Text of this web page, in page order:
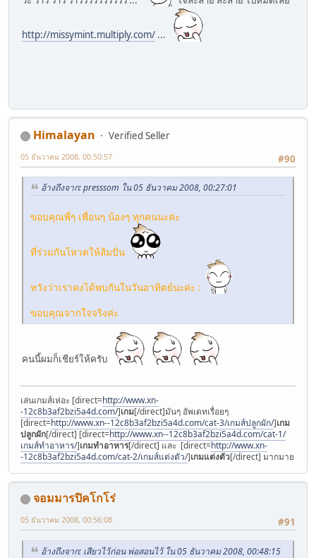
http://missymint.multiply.com/ ...
Himalayan
Verified Seller
#90
05 ธันวาคม 2008, 00:50:57
อ้างถึงจาก: presssom ใน 05 ธันวาคม 2008, 00:27:01
ขอบคุณพี่ๆ เพื่อนๆ น้องๆ ทุกคนนะค่ะ
ที่ร่วมกันโหวตให้ส้มปั่น
หวังว่าเราคงได้พบกันในวันอาทิตย์นะค่ะ :
ขอบคุณจากใจจริงค่ะ
คนนี้ผมก็เชียร์ให้ครับ
เล่นเกมส์เห่อะ [direct=http://www.xn-
-12c8b3af2bzi5a4d.com/]เกม[/direct]มันๆ อัพเดทเรื่อยๆ
[direct=http://www.xn--12c8b3af2bzi5a4d.com/cat-3/เกมส์ปลูกผัก/]เกม
ปลูกผัก[/direct] [direct=http://www.xn--12c8b3af2bzi5a4d.com/cat-1/
เกมส์ทําอาหาร/]เกมทําอาหาร[/direct] และ [direct=http://www.xn-
-12c8b3af2bzi5a4d.com/cat-2/เกมส์แต่งตัว/]เกมแต่งตัว[/direct] มากมาย
จอมมารปิคโกโร่
#91
05 ธันวาคม 2008, 00:56:08
อ้างถึงจาก: เสียวไว้ก่อน พ่อสอนไว้ ใน 05 ธันวาคม 2008, 00:48:15